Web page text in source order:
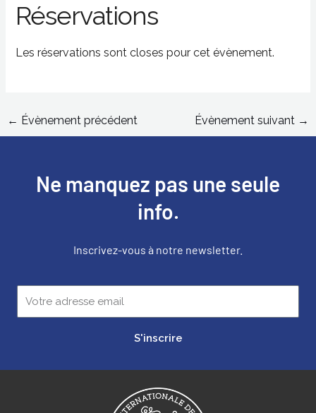
Réservations
Les réservations sont closes pour cet évènement.
← Évènement précédent Évènement suivant →
Ne manquez pas une seule
info.
Inscrivez-vous à notre newsletter.
S'inscrire